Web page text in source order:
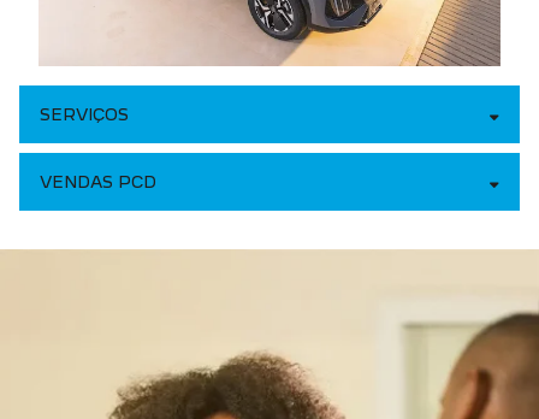
SERVIÇOS
VENDAS PCD